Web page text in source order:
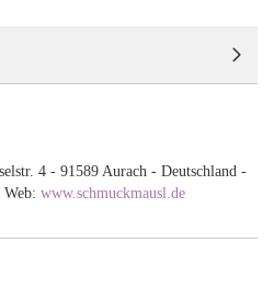
4 - 91589 Aurach - Deutschland -
Web: www.schmuckmausl.de